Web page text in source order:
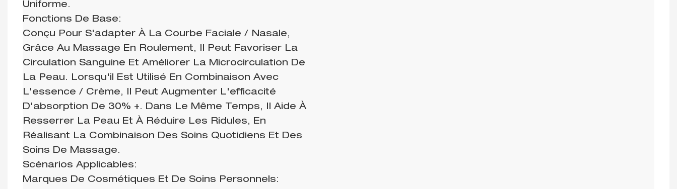
Uniforme.
Fonctions De Base:
Conçu Pour S'adapter À La Courbe Faciale / Nasale,
Grâce Au Massage En Roulement, Il Peut Favoriser La
Circulation Sanguine Et Améliorer La Microcirculation De
La Peau. Lorsqu'il Est Utilisé En Combinaison Avec
L'essence / Crème, Il Peut Augmenter L'efficacité
D'absorption De 30% +. Dans Le Même Temps, Il Aide À
Resserrer La Peau Et À Réduire Les Ridules, En
Réalisant La Combinaison Des Soins Quotidiens Et Des
Soins De Massage.
Scénarios Applicables:
Marques De Cosmétiques Et De Soins Personnels: